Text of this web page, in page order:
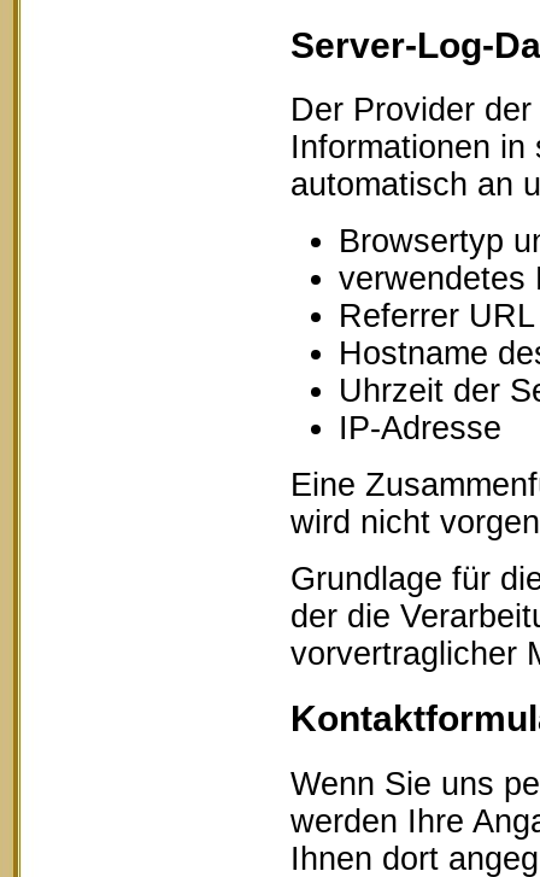
Server-Log-
Der Provider
Informationen
automatisch an
Browsertyp
verwendetes
Referrer URL
Hostname
Uhrzeit der
IP-Adresse
Eine
wird nicht
Grundlage für
der die
vorvertraglicher
Wenn Sie uns
werden Ihre
Ihnen dort